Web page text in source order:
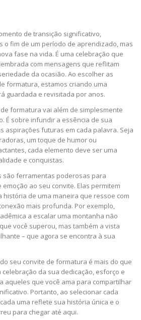
de transição significativo,
o fim de um período de aprendizado, mas
fase na vida. É uma celebração que
com mensagens que reflitam
da ocasião. Ao escolher as
formatura, estamos criando uma
guardada e revisitada por anos.
formatura vai além de simplesmente
É sobre infundir a essência de sua
aspirações futuras em cada palavra. Seja
um toque de humor ou
cada elemento deve ser uma
e conquistas.
são ferramentas poderosas para
ao seu convite. Elas permitem
história de uma maneira que ressoe com
mais profunda. Por exemplo,
a escalar uma montanha não
você superou, mas também a vista
– que agora se encontra à sua
seu convite de formatura é mais do que
da sua dedicação, esforço e
aqueles que você ama para compartilhar
Portanto, ao selecionar cada
uma reflete sua história única e o
para chegar até aqui.